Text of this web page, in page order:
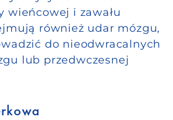
wieńcowej i zawału
również udar mózgu,
do nieodwracalnych
lub przedwczesnej